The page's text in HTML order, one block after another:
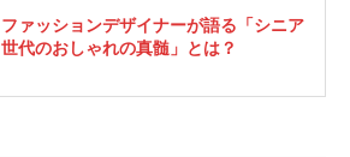
ファッションデザイナーが語る「シニア
世代のおしゃれの真髄」とは？